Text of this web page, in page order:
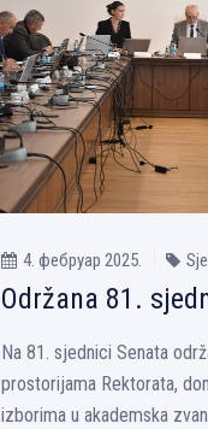
4. фебруар 2025.
Održana 81.
Na 81. sjednici Senata
prostorijama Rektorata,
izborima u akademska